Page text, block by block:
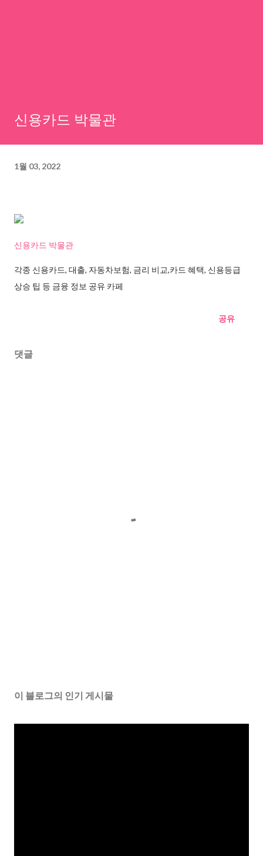
신용카드 박물관
1월 03, 2022
신용카드 박물관
각종 신용카드, 대출, 자동차보험, 금리 비교,카드 혜택, 신용등급
상승 팁 등 금융 정보 공유 카페
공유
댓글
이 블로그의 인기 게시물